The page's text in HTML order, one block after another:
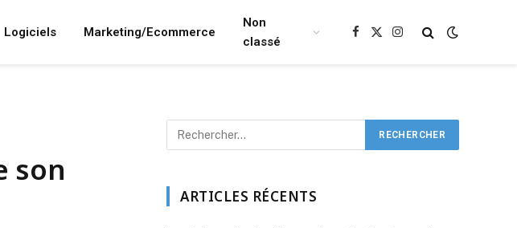
Logiciels Marketing/Ecommerce
Non
classé
Facebook
X
Instagram
son
ARTICLES RÉCENTS